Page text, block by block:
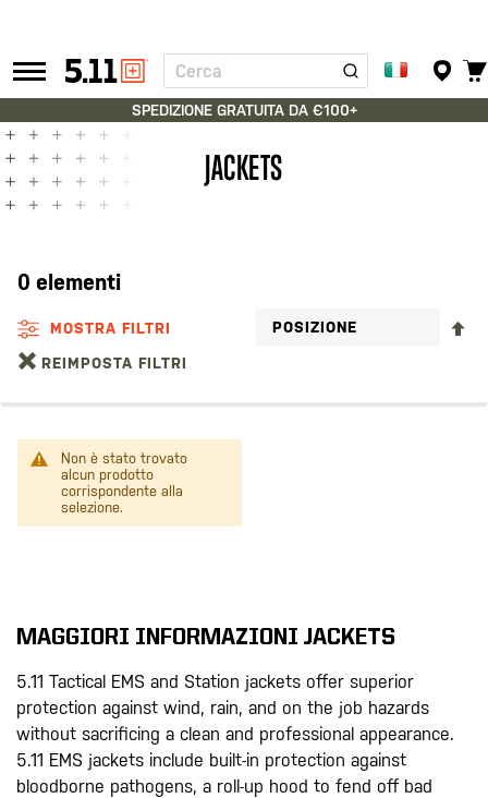
Tactical
Gear
Cerca
SPEDIZIONE GRATUITA DA €100+
JACKETS
0 elementi
MOSTRA FILTRI
REIMPOSTA FILTRI
Non è stato trovato
alcun prodotto
corrispondente alla
selezione.
MAGGIORI INFORMAZIONI JACKETS
5.11 Tactical EMS and Station jackets offer superior
protection against wind, rain, and on the job hazards
without sacrificing a clean and professional appearance.
5.11 EMS jackets include built-in protection against
bloodborne pathogens, a roll-up hood to fend off bad